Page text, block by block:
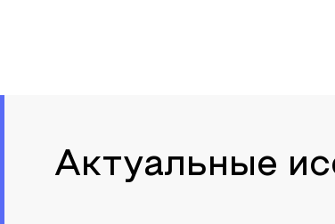
Актуальные